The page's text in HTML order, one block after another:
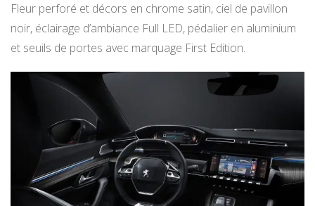
Fleur perforé et décors en chrome satin, ciel de pavillon
noir, éclairage d’ambiance Full LED, pédalier en aluminium
et seuils de portes avec marquage First Edition.